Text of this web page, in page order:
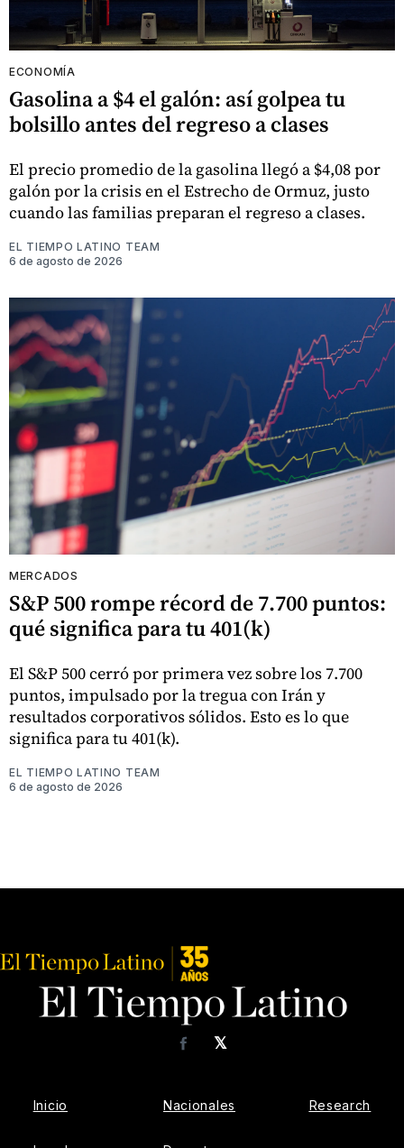
ECONOMÍA
Gasolina a $4 el galón: así golpea tu
bolsillo antes del regreso a clases
El precio promedio de la gasolina llegó a $4,08 por
galón por la crisis en el Estrecho de Ormuz, justo
cuando las familias preparan el regreso a clases.
EL TIEMPO LATINO TEAM
6 de agosto de 2026
MERCADOS
S&P 500 rompe récord de 7.700 puntos:
qué significa para tu 401(k)
El S&P 500 cerró por primera vez sobre los 7.700
puntos, impulsado por la tregua con Irán y
resultados corporativos sólidos. Esto es lo que
significa para tu 401(k).
EL TIEMPO LATINO TEAM
6 de agosto de 2026
𝕏
Facebook
Inicio Nacionales Research